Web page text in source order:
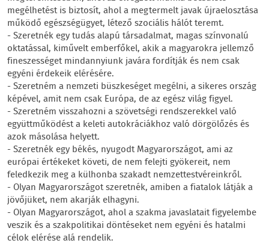
megélhetést is biztosít, ahol a megtermelt javak újraelosztása
működő egészségügyet, létező szociális hálót teremt.
- Szeretnék egy tudás alapú társadalmat, magas színvonalú
oktatással, kiművelt emberfőkel, akik a magyarokra jellemző
fineszességet mindannyiunk javára fordítják és nem csak
egyéni érdekeik elérésére.
- Szeretném a nemzeti büszkeséget megélni, a sikeres ország
képével, amit nem csak Európa, de az egész világ figyel.
- Szeretném visszahozni a szövetségi rendszerekkel való
együttműködést a keleti autokráciákhoz való dörgölőzés és
azok másolása helyett.
- Szeretnék egy békés, nyugodt Magyarországot, ami az
európai értékeket követi, de nem felejti gyökereit, nem
feledkezik meg a külhonba szakadt nemzettestvéreinkről.
- Olyan Magyarországot szeretnék, amiben a fiatalok látják a
jövőjüket, nem akarják elhagyni.
- Olyan Magyarországot, ahol a szakma javaslatait figyelembe
veszik és a szakpolitikai döntéseket nem egyéni és hatalmi
célok elérése alá rendelik.